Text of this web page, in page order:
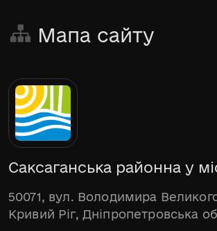
Мапа сайту
Саксаганська районна у
50071, вул. Володимира
Кривий Ріг, Дніпропетровська